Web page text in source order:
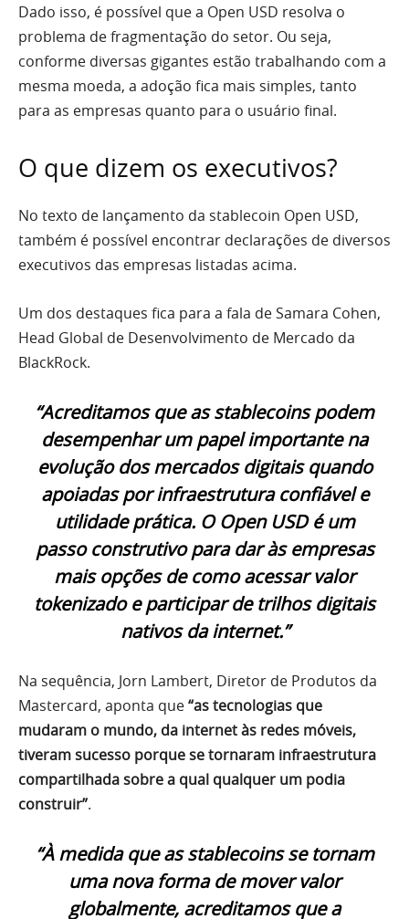
Dado isso, é possível que a Open USD resolva o
problema de fragmentação do setor. Ou seja,
conforme diversas gigantes estão trabalhando com a
mesma moeda, a adoção fica mais simples, tanto
para as empresas quanto para o usuário final.
O que dizem os executivos?
No texto de lançamento da stablecoin Open USD,
também é possível encontrar declarações de diversos
executivos das empresas listadas acima.
Um dos destaques fica para a fala de Samara Cohen,
Head Global de Desenvolvimento de Mercado da
BlackRock.
“Acreditamos que as stablecoins podem
desempenhar um papel importante na
evolução dos mercados digitais quando
apoiadas por infraestrutura confiável e
utilidade prática. O Open USD é um
passo construtivo para dar às empresas
mais opções de como acessar valor
tokenizado e participar de trilhos digitais
nativos da internet.”
Na sequência, Jorn Lambert, Diretor de Produtos da
Mastercard, aponta que“as tecnologias que
mudaram o mundo, da internet às redes móveis,
tiveram sucesso porque se tornaram infraestrutura
compartilhada sobre a qual qualquer um podia
construir”.
“À medida que as stablecoins se tornam
uma nova forma de mover valor
globalmente, acreditamos que a